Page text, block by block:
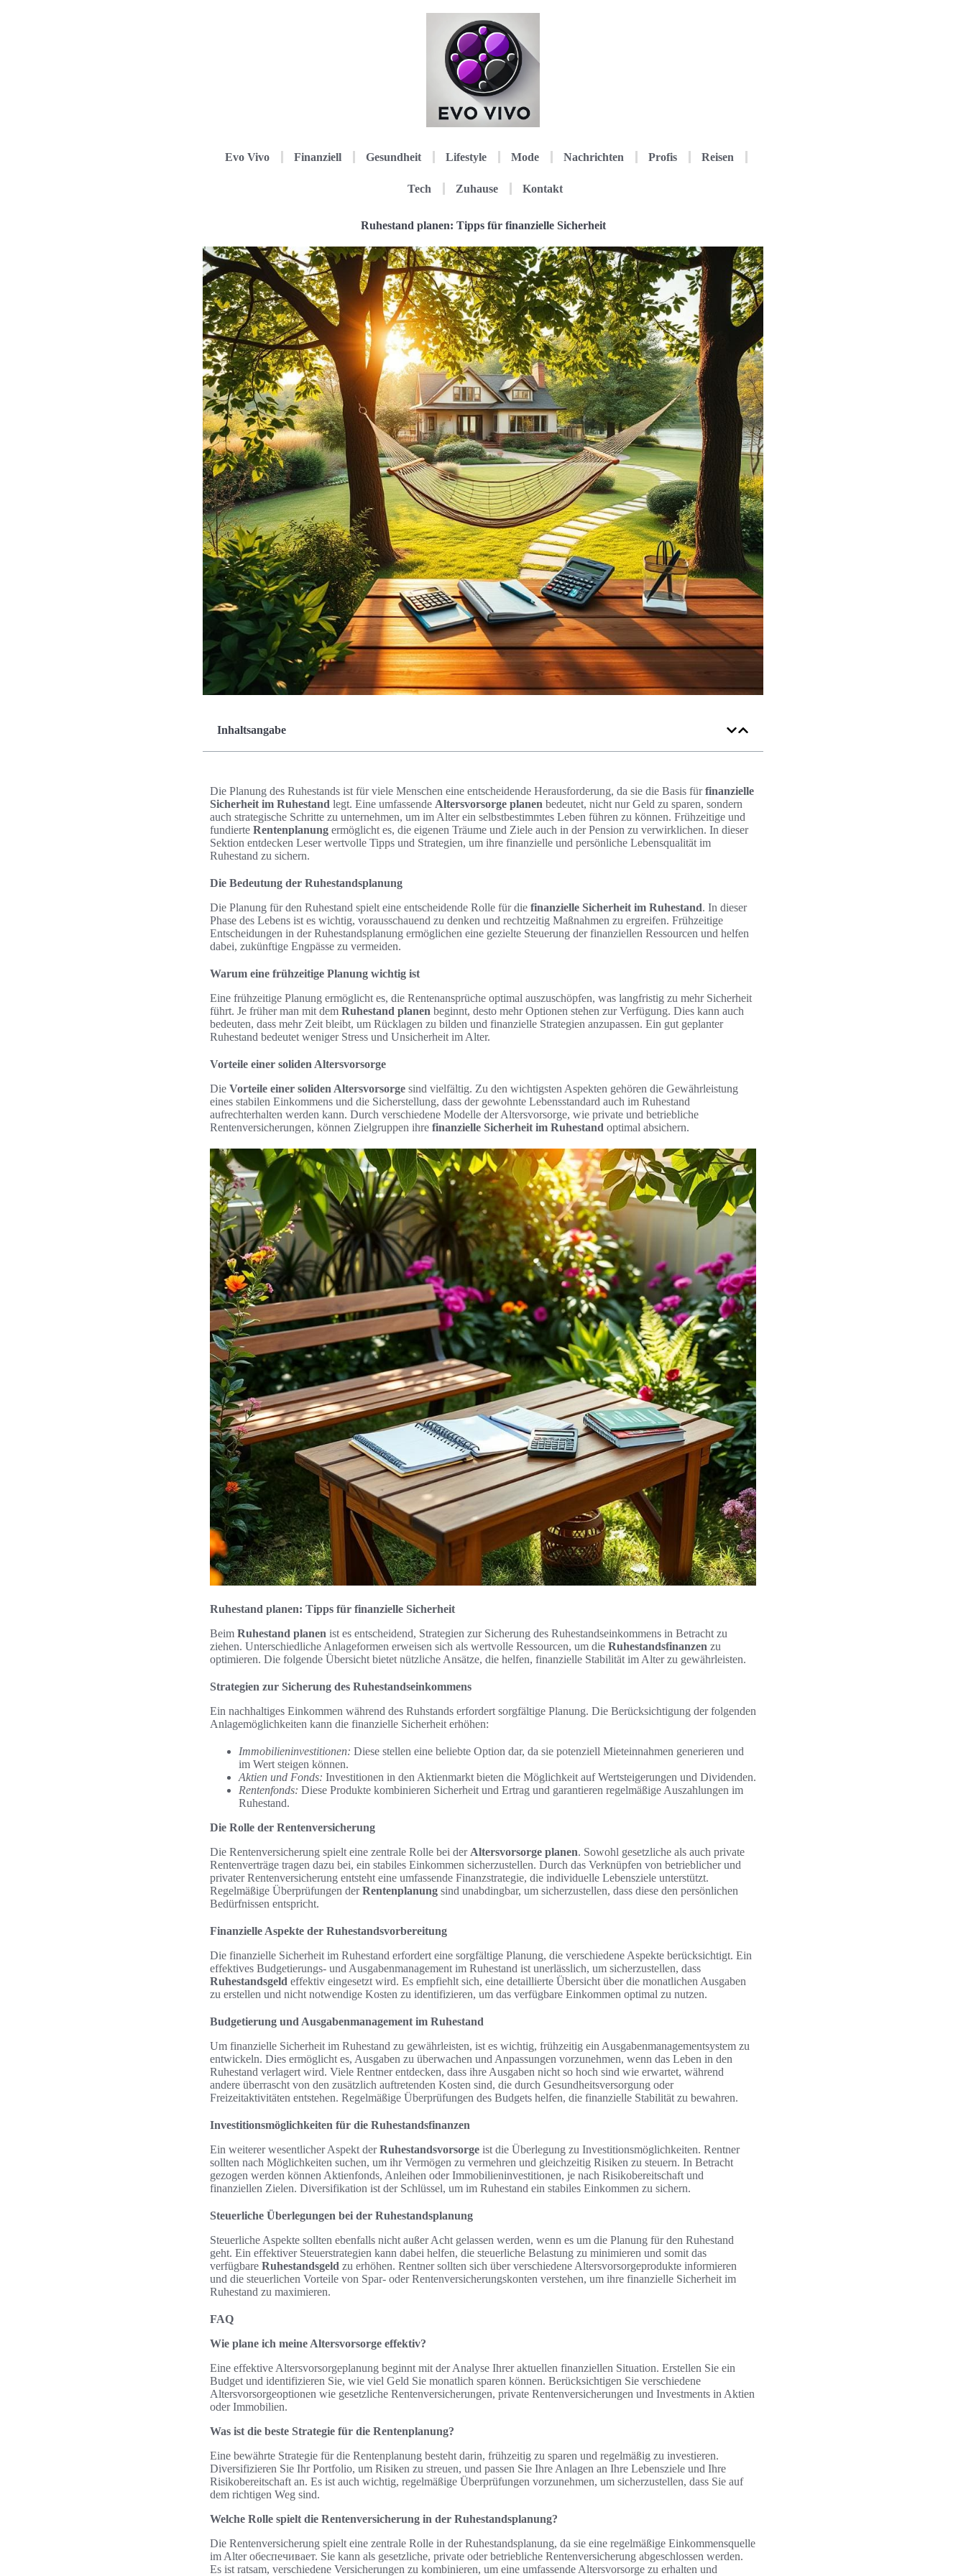
Evo Vivo Finanziell Gesundheit Lifestyle Mode Nachrichten Profis Reisen
Tech Zuhause Kontakt
Ruhestand planen: Tipps für finanzielle Sicherheit
Inhaltsangabe
Die Planung des Ruhestands ist für viele Menschen eine entscheidende Herausforderung, da sie die Basis fürfinanzielle
Sicherheit im Ruhestand legt. Eine umfassende Altersvorsorge planen bedeutet, nicht nur Geld zu sparen, sondern
auch strategische Schritte zu unternehmen, um im Alter ein selbstbestimmtes Leben führen zu können. Frühzeitige und
fundierte Rentenplanung ermöglicht es, die eigenen Träume und Ziele auch in der Pension zu verwirklichen. In dieser
Sektion entdecken Leser wertvolle Tipps und Strategien, um ihre finanzielle und persönliche Lebensqualität im
Ruhestand zu sichern.
Die Bedeutung der Ruhestandsplanung
Die Planung für den Ruhestand spielt eine entscheidende Rolle für die finanzielle Sicherheit im Ruhestand. In dieser
Phase des Lebens ist es wichtig, vorausschauend zu denken und rechtzeitig Maßnahmen zu ergreifen. Frühzeitige
Entscheidungen in der Ruhestandsplanung ermöglichen eine gezielte Steuerung der finanziellen Ressourcen und helfen
dabei, zukünftige Engpässe zu vermeiden.
Warum eine frühzeitige Planung wichtig ist
Eine frühzeitige Planung ermöglicht es, die Rentenansprüche optimal auszuschöpfen, was langfristig zu mehr Sicherheit
führt. Je früher man mit dem Ruhestand planen beginnt, desto mehr Optionen stehen zur Verfügung. Dies kann auch
bedeuten, dass mehr Zeit bleibt, um Rücklagen zu bilden und finanzielle Strategien anzupassen. Ein gut geplanter
Ruhestand bedeutet weniger Stress und Unsicherheit im Alter.
Vorteile einer soliden Altersvorsorge
Die Vorteile einer soliden Altersvorsorge sind vielfältig. Zu den wichtigsten Aspekten gehören die Gewährleistung
eines stabilen Einkommens und die Sicherstellung, dass der gewohnte Lebensstandard auch im Ruhestand
aufrechterhalten werden kann. Durch verschiedene Modelle der Altersvorsorge, wie private und betriebliche
Rentenversicherungen, können Zielgruppen ihre finanzielle Sicherheit im Ruhestand optimal absichern.
Ruhestand planen: Tipps für finanzielle Sicherheit
Beim Ruhestand planen ist es entscheidend, Strategien zur Sicherung des Ruhestandseinkommens in Betracht zu
ziehen. Unterschiedliche Anlageformen erweisen sich als wertvolle Ressourcen, um die Ruhestandsfinanzen zu
optimieren. Die folgende Übersicht bietet nützliche Ansätze, die helfen, finanzielle Stabilität im Alter zu gewährleisten.
Strategien zur Sicherung des Ruhestandseinkommens
Ein nachhaltiges Einkommen während des Ruhstands erfordert sorgfältige Planung. Die Berücksichtigung der folgenden
Anlagemöglichkeiten kann die finanzielle Sicherheit erhöhen:
Immobilieninvestitionen: Diese stellen eine beliebte Option dar, da sie potenziell Mieteinnahmen generieren und
im Wert steigen können.
Aktien und Fonds: Investitionen in den Aktienmarkt bieten die Möglichkeit auf Wertsteigerungen und Dividenden.
Rentenfonds: Diese Produkte kombinieren Sicherheit und Ertrag und garantieren regelmäßige Auszahlungen im
Ruhestand.
Die Rolle der Rentenversicherung
Die Rentenversicherung spielt eine zentrale Rolle bei der Altersvorsorge planen. Sowohl gesetzliche als auch private
Rentenverträge tragen dazu bei, ein stabiles Einkommen sicherzustellen. Durch das Verknüpfen von betrieblicher und
privater Rentenversicherung entsteht eine umfassende Finanzstrategie, die individuelle Lebensziele unterstützt.
Regelmäßige Überprüfungen derRentenplanung sind unabdingbar, um sicherzustellen, dass diese den persönlichen
Bedürfnissen entspricht.
Finanzielle Aspekte der Ruhestandsvorbereitung
Die finanzielle Sicherheit im Ruhestand erfordert eine sorgfältige Planung, die verschiedene Aspekte berücksichtigt. Ein
effektives Budgetierungs- und Ausgabenmanagement im Ruhestand ist unerlässlich, um sicherzustellen, dass
Ruhestandsgeld effektiv eingesetzt wird. Es empfiehlt sich, eine detaillierte Übersicht über die monatlichen Ausgaben
zu erstellen und nicht notwendige Kosten zu identifizieren, um das verfügbare Einkommen optimal zu nutzen.
Budgetierung und Ausgabenmanagement im Ruhestand
Um finanzielle Sicherheit im Ruhestand zu gewährleisten, ist es wichtig, frühzeitig ein Ausgabenmanagementsystem zu
entwickeln. Dies ermöglicht es, Ausgaben zu überwachen und Anpassungen vorzunehmen, wenn das Leben in den
Ruhestand verlagert wird. Viele Rentner entdecken, dass ihre Ausgaben nicht so hoch sind wie erwartet, während
andere überrascht von den zusätzlich auftretenden Kosten sind, die durch Gesundheitsversorgung oder
Freizeitaktivitäten entstehen. Regelmäßige Überprüfungen des Budgets helfen, die finanzielle Stabilität zu bewahren.
Investitionsmöglichkeiten für die Ruhestandsfinanzen
Ein weiterer wesentlicher Aspekt derRuhestandsvorsorge ist die Überlegung zu Investitionsmöglichkeiten. Rentner
sollten nach Möglichkeiten suchen, um ihr Vermögen zu vermehren und gleichzeitig Risiken zu steuern. In Betracht
gezogen werden können Aktienfonds, Anleihen oder Immobilieninvestitionen, je nach Risikobereitschaft und
finanziellen Zielen. Diversifikation ist der Schlüssel, um im Ruhestand ein stabiles Einkommen zu sichern.
Steuerliche Überlegungen bei der Ruhestandsplanung
Steuerliche Aspekte sollten ebenfalls nicht außer Acht gelassen werden, wenn es um die Planung für den Ruhestand
geht. Ein effektiver Steuerstrategien kann dabei helfen, die steuerliche Belastung zu minimieren und somit das
verfügbare Ruhestandsgeld zu erhöhen. Rentner sollten sich über verschiedene Altersvorsorgeprodukte informieren
und die steuerlichen Vorteile von Spar- oder Rentenversicherungskonten verstehen, um ihre finanzielle Sicherheit im
Ruhestand zu maximieren.
FAQ
Wie plane ich meine Altersvorsorge effektiv?
Eine effektive Altersvorsorgeplanung beginnt mit der Analyse Ihrer aktuellen finanziellen Situation. Erstellen Sie ein
Budget und identifizieren Sie, wie viel Geld Sie monatlich sparen können. Berücksichtigen Sie verschiedene
Altersvorsorgeoptionen wie gesetzliche Rentenversicherungen, private Rentenversicherungen und Investments in Aktien
oder Immobilien.
Was ist die beste Strategie für die Rentenplanung?
Eine bewährte Strategie für die Rentenplanung besteht darin, frühzeitig zu sparen und regelmäßig zu investieren.
Diversifizieren Sie Ihr Portfolio, um Risiken zu streuen, und passen Sie Ihre Anlagen an Ihre Lebensziele und Ihre
Risikobereitschaft an. Es ist auch wichtig, regelmäßige Überprüfungen vorzunehmen, um sicherzustellen, dass Sie auf
dem richtigen Weg sind.
Welche Rolle spielt die Rentenversicherung in der Ruhestandsplanung?
Die Rentenversicherung spielt eine zentrale Rolle in der Ruhestandsplanung, da sie eine regelmäßige Einkommensquelle
im Alter обеспечивает. Sie kann als gesetzliche, private oder betriebliche Rentenversicherung abgeschlossen werden.
Es ist ratsam, verschiedene Versicherungen zu kombinieren, um eine umfassende Altersvorsorge zu erhalten und